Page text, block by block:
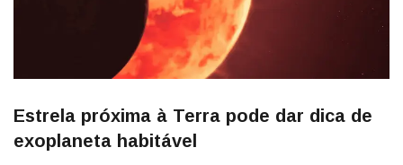
Estrela próxima à Terra pode dar dica de
exoplaneta habitável